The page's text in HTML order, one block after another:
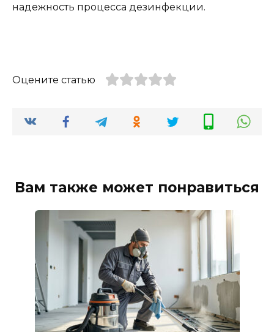
надежность процесса дезинфекции.
Оцените статью
Вам также может понравиться